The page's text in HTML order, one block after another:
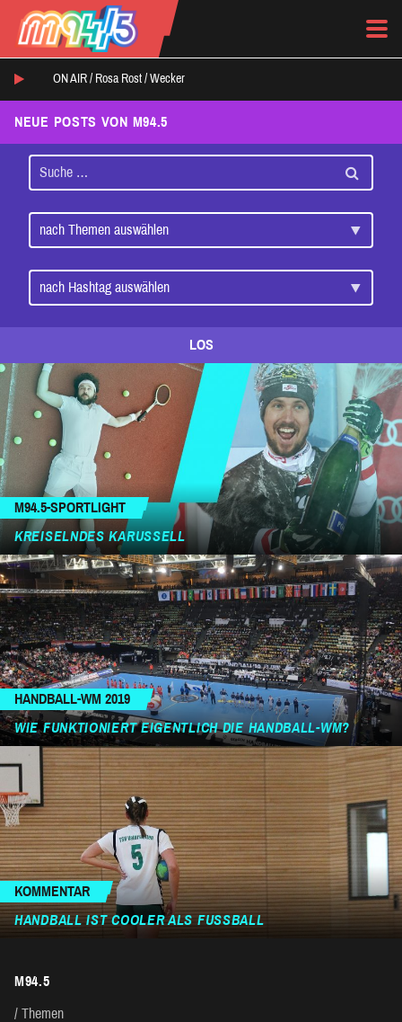
ON AIR / Rosa Rost / Wecker
NEUE POSTS VON M94.5
LOS
M94.5-SPORTLIGHT
KREISELNDES KARUSSELL
HANDBALL-WM 2019
WIE FUNKTIONIERT EIGENTLICH DIE HANDBALL-WM?
KOMMENTAR
HANDBALL IST COOLER ALS FUSSBALL
M94.5
Themen